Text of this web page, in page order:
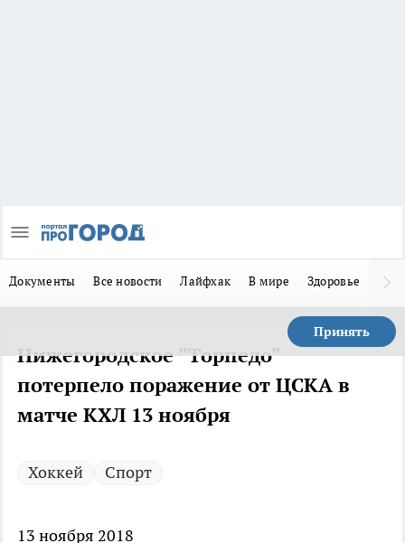
Документы Все новости Лайфхак В мире Здоровье
Принять
Нижегородское "Торпедо"
потерпело поражение от ЦСКА в
матче КХЛ 13 ноября
Хоккей Спорт
13 ноября 2018